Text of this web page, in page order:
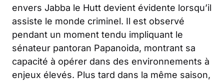
envers Jabba le Hutt devient évidente lorsqu’il
assiste le monde criminel. Il est observé
pendant un moment tendu impliquant le
sénateur pantoran Papanoida, montrant sa
capacité à opérer dans des environnements à
enjeux élevés. Plus tard dans la même saison,